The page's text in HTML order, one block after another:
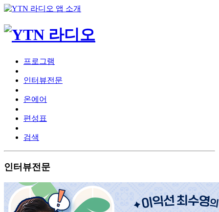
프로그램
인터뷰전문
온에어
편성표
검색
인터뷰전문